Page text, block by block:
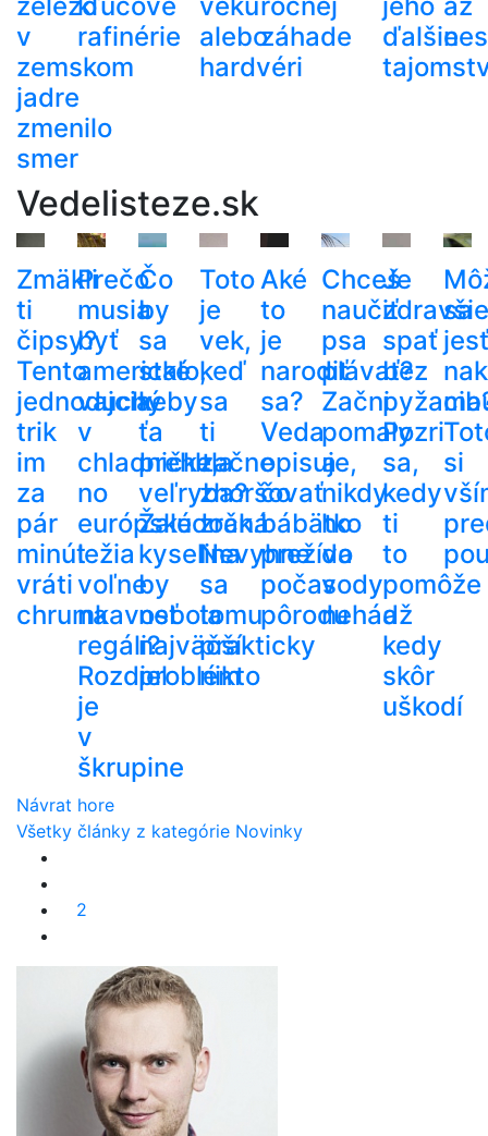
v
zemskom
jadre
zmenilo
smer
rafinérie
alebo
hardvéri
záhade
ďalšie
Vedelisteze.sk
Zmäkli
ti
čipsy?
Tento
jednoduchý
trik
im
za
pár
minút
vráti
chrumkavosť
Prečo
musia
byť
americké
vajcia
v
chladničke,
no
európske
ležia
voľne
na
regáli?
Rozdiel
je
v
škrupine
Čo
by
sa
stalo,
keby
ťa
prehltla
veľryba?
Žalúdočná
kyselina
by
nebola
najväčší
problém
Toto
je
vek,
keď
sa
ti
začne
zhoršovať
zrak.
Nevyhne
sa
tomu
prakticky
nikto
Aké
to
je
narodiť
sa?
Veda
opisuje,
čo
bábätko
prežíva
počas
pôrodu
Chceš
naučiť
psa
plávať?
Začni
pomaly
a
nikdy
ho
do
vody
nehádž
Je
zdravšie
spať
bez
Pozri
sa,
kedy
ti
to
pomôže
a
kedy
skôr
uškodí
sa
jesť
si
Návrat hore
Všetky články z kategórie Novinky
2